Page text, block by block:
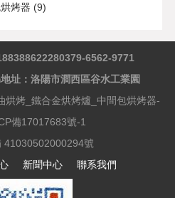
烤器 (9)
0379-6562-9771
地址：洛陽市澗西區谷水工業園
烘烤_鐵合金烘烤爐_中間包烘烤器-
備17017683號-1
41030502000294號
新聞中心 聯系我們